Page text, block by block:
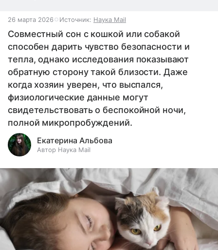
26 марта 2026 Источник: Наука Mail
Совместный сон с кошкой или собакой
способен дарить чувство безопасности и
тепла, однако исследования показывают
обратную сторону такой близости. Даже
когда хозяин уверен, что выспался,
физиологические данные могут
свидетельствовать о беспокойной ночи,
полной микропробуждений.
Екатерина Альбова
Автор Наука Mail